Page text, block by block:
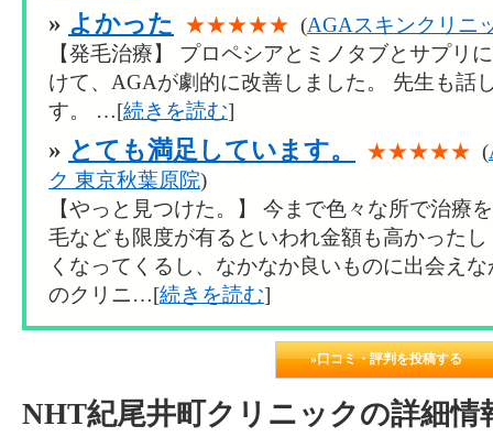
» よかった ★★★★★ (AGAスキンクリニ
【発毛治療】 プロペシアとミノタブとサプリ
けて、AGAが劇的に改善しました。 先生も話
す。 …[続きを読む]
» とても満足しています。 ★★★★★ (
ク 東京秋葉原院)
【やっと見つけた。】 今まで色々な所で治療
毛なども限度が有るといわれ金額も高かった
くなってくるし、なかなか良いものに出会え
のクリニ…[続きを読む]
»口コミ・評判を投稿する
NHT紀尾井町クリニックの詳細情